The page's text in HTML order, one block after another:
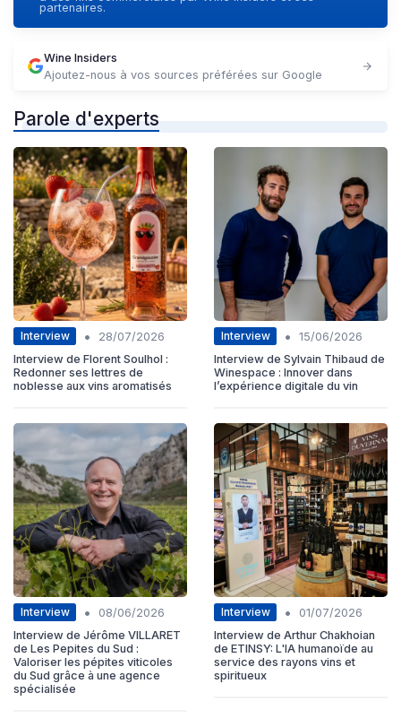
partenaires.
Wine Insiders
Ajoutez-nous à vos sources préférées sur Google
Parole d'experts
Interview •
28/07/2026
Interview de Florent Soulhol :
Redonner ses lettres de
noblesse aux vins aromatisés
Interview •
15/06/2026
Interview de Sylvain Thibaud de
Winespace : Innover dans
l’expérience digitale du vin
Interview •
08/06/2026
Interview de Jérôme VILLARET
de Les Pepites du Sud :
Valoriser les pépites viticoles
du Sud grâce à une agence
spécialisée
Interview •
01/07/2026
Interview de Arthur Chakhoian
de ETINSY: L'IA humanoïde au
service des rayons vins et
spiritueux